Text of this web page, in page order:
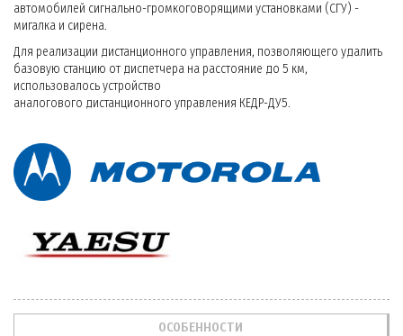
автомобилей сигнально-громкоговорящими установками (СГУ) -
мигалка и сирена.
Для реализации дистанционного управления, позволяющего удалить
базовую станцию от диспетчера на расстояние до 5 км,
использовалось устройство
аналогового дистанционного управления КЕДР-ДУ5.
ОСОБЕННОСТИ